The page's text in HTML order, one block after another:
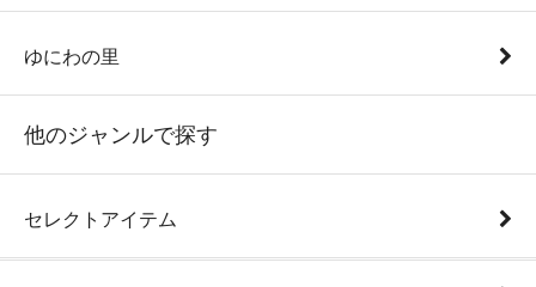
ゆにわの里
他のジャンルで探す
セレクトアイテム